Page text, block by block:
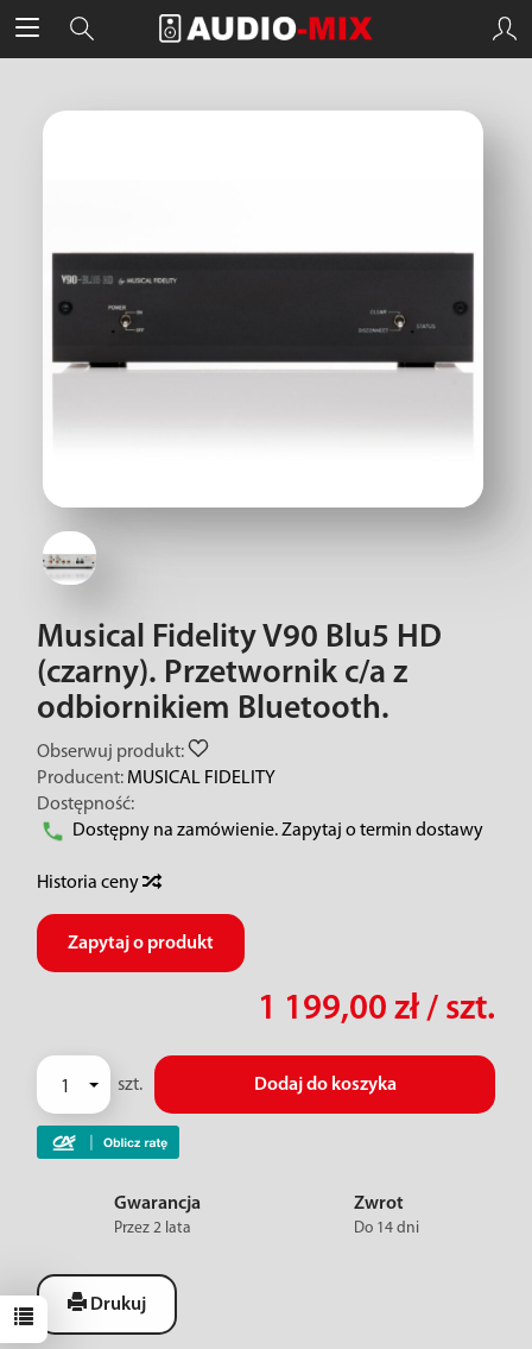
Musical Fidelity V90 Blu5 HD
(czarny). Przetwornik c/a z
odbiornikiem Bluetooth.
Obserwuj produkt:
Producent: MUSICAL FIDELITY
Dostępność:
Dostępny na zamówienie. Zapytaj o termin dostawy
Historia ceny
Zapytaj o produkt
1 199,00 zł / szt.
szt. Dodaj do koszyka
Gwarancja
Przez 2 lata
Zwrot
Do 14 dni
Drukuj